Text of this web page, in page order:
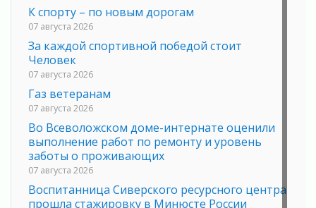
К спорту – по новым дорогам
07 августа 2026
За каждой спортивной победой стоит
Человек
07 августа 2026
Газ ветеранам
07 августа 2026
Во Всеволожском доме-интернате оценили
выполнение работ по ремонту и уровень
заботы о проживающих
07 августа 2026
Воспитанница Сиверского ресурсного центра
прошла стажировку в Минюсте России